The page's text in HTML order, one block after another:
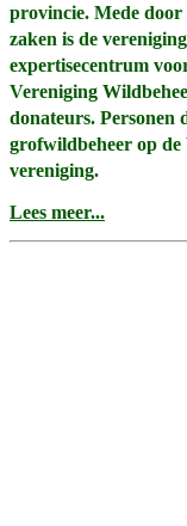
provincie. Mede
zaken is de
expertisecentrum
Vereniging
donateurs. Personen
grofwildbeheer op de
vereniging.
Lees meer...